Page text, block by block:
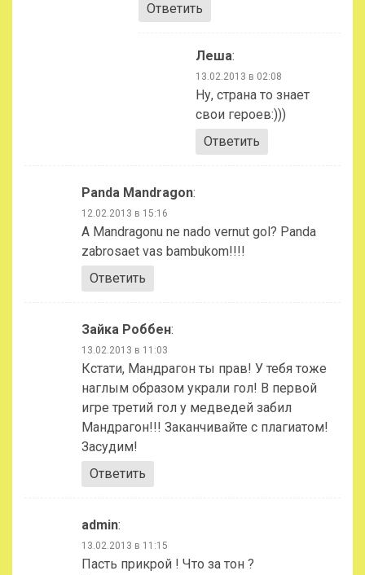
Ответить
Леша:
13.02.2013 в 02:08
Ну, страна то знает
свои героев:)))
Ответить
Panda Mandragon:
12.02.2013 в 15:16
A Mandragonu ne nado vernut gol? Panda
zabrosaet vas bambukom!!!!
Ответить
Зайка Роббен:
13.02.2013 в 11:03
Кстати, Мандрагон ты прав! У тебя тоже
наглым образом украли гол! В первой
игре третий гол у медведей забил
Мандрагон!!! Заканчивайте с плагиатом!
Засудим!
Ответить
admin:
13.02.2013 в 11:15
Пасть прикрой ! Что за тон ?